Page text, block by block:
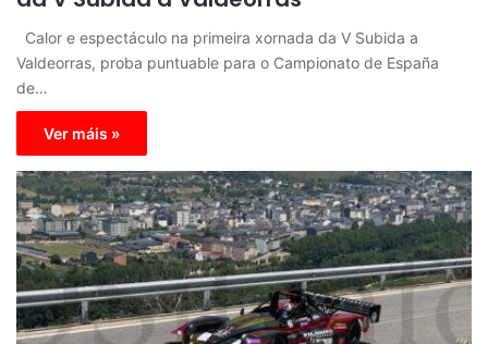
Calor e espectáculo na primeira xornada da V Subida a
Valdeorras, proba puntuable para o Campionato de España
de…
Ver máis »